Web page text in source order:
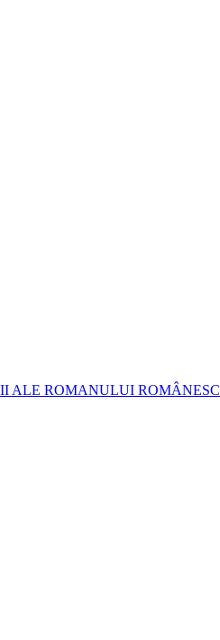
ALE ROMANULUI ROMÂNESC